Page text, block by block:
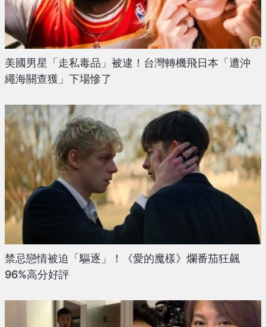
美國男星「走私毒品」被逮！台灣轉機飛日本「遭沖
繩海關查獲」下場慘了
禁忌戀情被迫「驅逐」！《愛的魔樣》爛番茄狂飆
96%高分好評